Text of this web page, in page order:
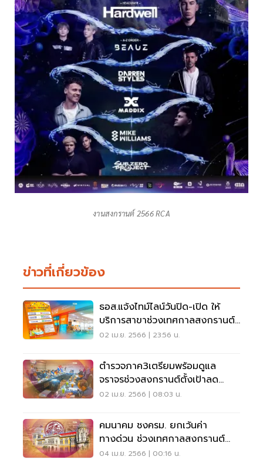
งานสงกรานต์ 2566 RCA
ข่าวที่เกี่ยวข้อง
ธอส.แจ้งไทม์ไลน์วันปิด-เปิด ให้
บริการสาขาช่วงเทศกาลสงกรานต์
2566
02 เม.ย. 2566 | 23:56 น.
ตำรวจภาค3เตรียมพร้อมดูแล
จราจรช่วงสงกรานต์ตั้งเป้าลด
อุบัติเหตุ5%
02 เม.ย. 2566 | 08:03 น.
คมนาคม ชงครม. ยกเว้นค่า
ทางด่วน ช่วงเทศกาลสงกรานต์
2566
04 เม.ย. 2566 | 00:16 น.